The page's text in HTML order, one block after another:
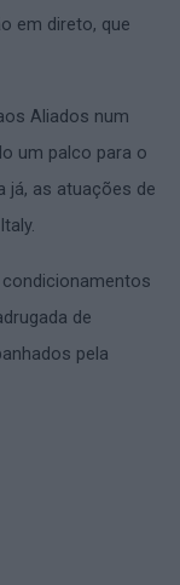
em direto, que
Aliados num
um palco para o
já, as atuações de
de
pela